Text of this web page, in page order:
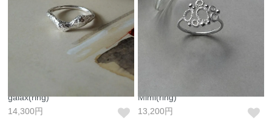
galax(ring)
14,300円
Mimi(ring)
13,200円